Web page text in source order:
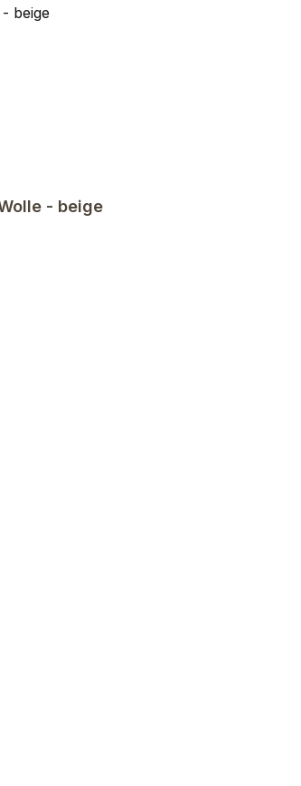
- beige